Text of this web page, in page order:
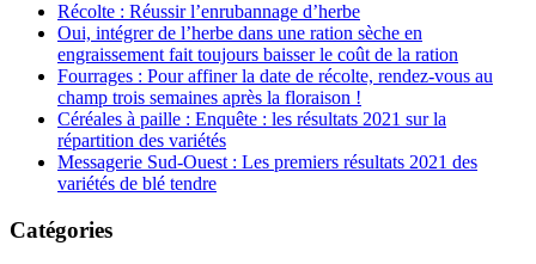
Récolte : Réussir l’enrubannage d’herbe
Oui, intégrer de l’herbe dans une ration sèche en
engraissement fait toujours baisser le coût de la ration
Fourrages : Pour affiner la date de récolte, rendez-vous au
champ trois semaines après la floraison !
Céréales à paille : Enquête : les résultats 2021 sur la
répartition des variétés
Messagerie Sud-Ouest : Les premiers résultats 2021 des
variétés de blé tendre
Catégories